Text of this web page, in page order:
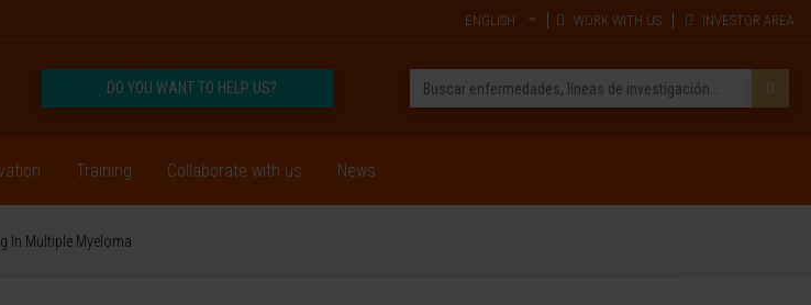
ENGLISH WORK WITH US INVESTOR AREA
DO YOU WANT TO HELP US?
Training Collaborate with us News
In Multiple Myeloma